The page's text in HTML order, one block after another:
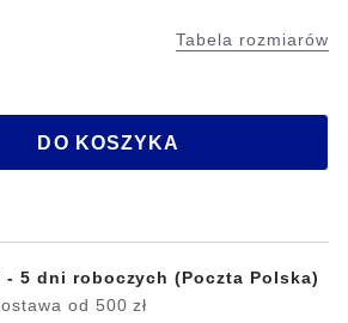
Tabela rozmiarów
DO KOSZYKA
- 5 dni roboczych (Poczta Polska)
od 500 zł